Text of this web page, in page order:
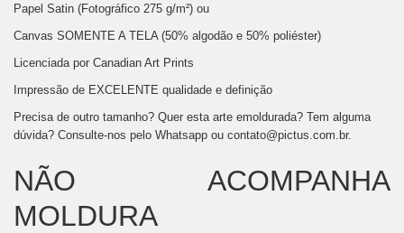
Papel Satin (Fotográfico 275 g/m²) ou
Canvas SOMENTE A TELA (50% algodão e 50% poliéster)
Licenciada por Canadian Art Prints
Impressão de EXCELENTE qualidade e definição
Precisa de outro tamanho? Quer esta arte emoldurada? Tem alguma
dúvida? Consulte-nos pelo Whatsapp ou contato@pictus.com.br.
NÃO ACOMPANHA
MOLDURA